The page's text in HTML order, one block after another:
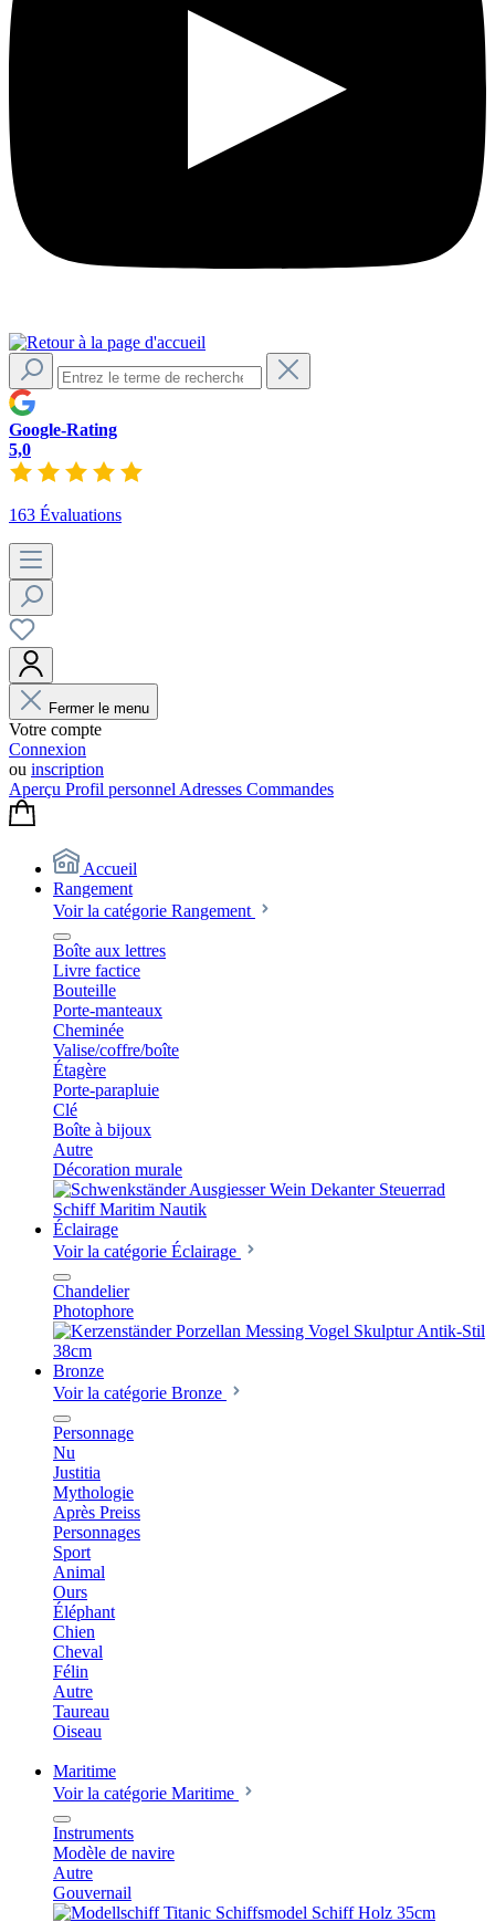
Google-Rating
5,0
163 Évaluations
Fermer le menu
Votre compte
Connexion
ou inscription
Aperçu Profil personnel Adresses Commandes
Accueil
Rangement
Voir la catégorie Rangement
Boîte aux lettres
Livre factice
Bouteille
Porte-manteaux
Cheminée
Valise/coffre/boîte
Étagère
Porte-parapluie
Clé
Boîte à bijoux
Autre
Décoration murale
Éclairage
Voir la catégorie Éclairage
Chandelier
Photophore
Bronze
Voir la catégorie Bronze
Personnage
Nu
Justitia
Mythologie
Après Preiss
Personnages
Sport
Animal
Ours
Éléphant
Chien
Cheval
Félin
Autre
Taureau
Oiseau
Maritime
Voir la catégorie Maritime
Instruments
Modèle de navire
Autre
Gouvernail